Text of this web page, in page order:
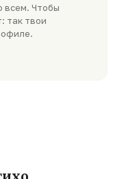
всем. Чтобы
так твои